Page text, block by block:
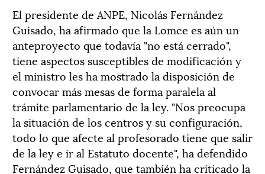
El presidente de ANPE, Nicolás Fernández
Guisado, ha afirmado que la Lomce es aún un
anteproyecto que todavía "no está cerrado",
tiene aspectos susceptibles de modificación y
el ministro les ha mostrado la disposición de
convocar más mesas de forma paralela al
trámite parlamentario de la ley. "Nos preocupa
la situación de los centros y su configuración,
todo lo que afecte al profesorado tiene que salir
de la ley e ir al Estatuto docente", ha defendido
Fernández Guisado, que también ha criticado la